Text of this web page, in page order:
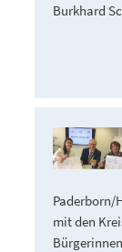
Burkhard
Paderborn/
mit den